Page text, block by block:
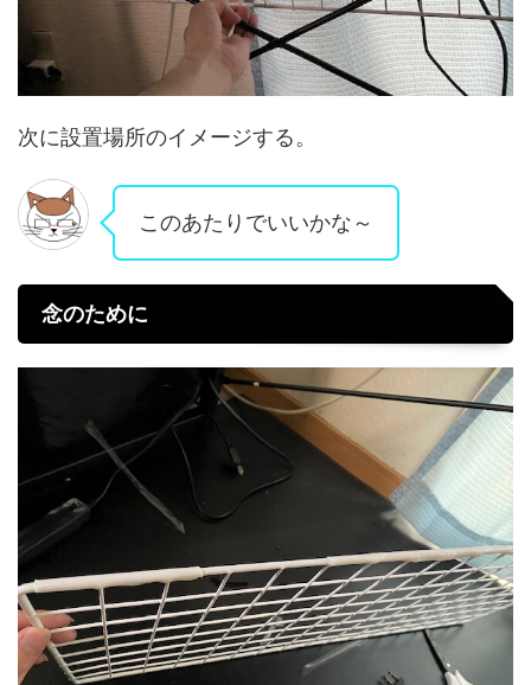
次に設置場所のイメージする。
このあたりでいいかな～
念のために